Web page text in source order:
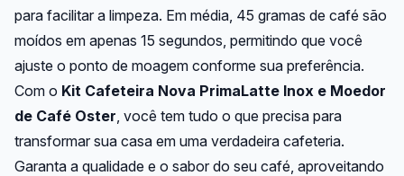
para facilitar a limpeza. Em média, 45 gramas de café são
moídos em apenas 15 segundos, permitindo que você
ajuste o ponto de moagem conforme sua preferência.
Com o Kit Cafeteira Nova PrimaLatte Inox e Moedor
de Café Oster, você tem tudo o que precisa para
transformar sua casa em uma verdadeira cafeteria.
Garanta a qualidade e o sabor do seu café, aproveitando